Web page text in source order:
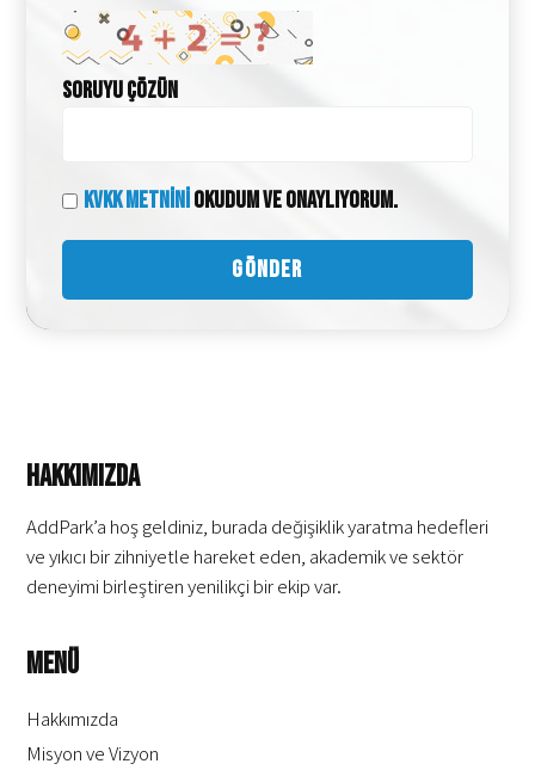
Soruyu Çözün
KVKK MetniniOkudum ve onaylıyorum.
Hakkımızda
AddPark’a hoş geldiniz, burada değişiklik yaratma hedefleri
ve yıkıcı bir zihniyetle hareket eden, akademik ve sektör
deneyimi birleştiren yenilikçi bir ekip var.
Menü
Hakkımızda
Misyon ve Vizyon